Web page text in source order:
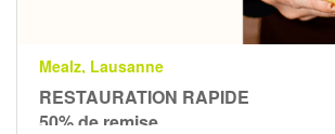
Mealz, Lausanne
RESTAURATION RAPIDE
50% de remise